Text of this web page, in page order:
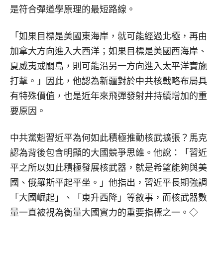
是符合彈道學原理的最短路線。
「如果目標是美國東海岸，就可能經過北極，再由
加拿大方向進入大西洋；如果目標是美國西海岸、
夏威夷或關島，則可能沿另一方向進入太平洋實施
打擊。」因此，他認為新疆對於中共核戰略布局具
有特殊價值，也是近年來飛彈發射井持續增加的重
要原因。
中共黨魁習近平為何如此積極推動核武擴張？馬克
認為背後包含明顯的大國競爭思維。他說：「習近
平之所以如此積極發展核武器，就是希望能夠與美
國、俄羅斯平起平坐。」他指出，習近平長期強調
「大國崛起」、「東升西降」等敘事，而核武器數
量一直被視為衡量大國實力的重要指標之一。◇